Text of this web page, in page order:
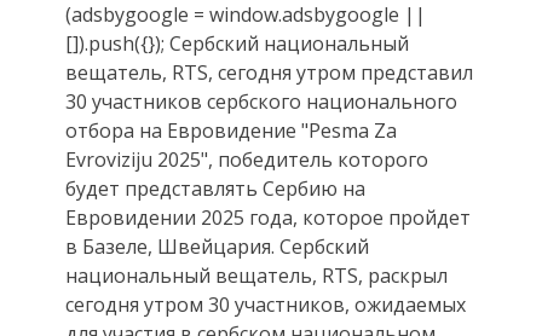
(adsbygoogle = window.adsbygoogle ||
[]).push({}); Сербский национальный
вещатель, RTS, сегодня утром представил
30 участников сербского национального
отбора на Евровидение "Pesma Za
Evroviziju 2025", победитель которого
будет представлять Сербию на
Евровидении 2025 года, которое пройдет
в Базеле, Швейцария. Сербский
национальный вещатель, RTS, раскрыл
сегодня утром 30 участников, ожидаемых